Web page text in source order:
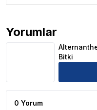
Yorumlar
Alternanthera Btz
Bitki
0 Yorum